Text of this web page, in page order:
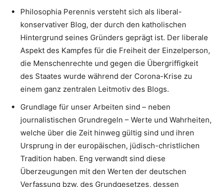
Philosophia Perennis versteht sich als liberal-
konservativer Blog, der durch den katholischen
Hintergrund seines Gründers geprägt ist. Der liberale
Aspekt des Kampfes für die Freiheit der Einzelperson,
die Menschenrechte und gegen die Übergriffigkeit
des Staates wurde während der Corona-Krise zu
einem ganz zentralen Leitmotiv des Blogs.
Grundlage für unser Arbeiten sind – neben
journalistischen Grundregeln – Werte und Wahrheiten,
welche über die Zeit hinweg gültig sind und ihren
Ursprung in der europäischen, jüdisch-christlichen
Tradition haben. Eng verwandt sind diese
Überzeugungen mit den Werten der deutschen
Verfassung bzw. des Grundgesetzes, dessen